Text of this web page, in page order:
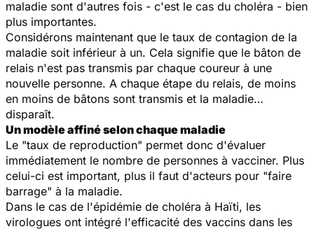
maladie sont d'autres fois - c'est le cas du choléra - bien
plus importantes.
Considérons maintenant que le taux de contagion de la
maladie soit inférieur à un. Cela signifie que le bâton de
relais n'est pas transmis par chaque coureur à une
nouvelle personne. A chaque étape du relais, de moins
en moins de bâtons sont transmis et la maladie…
disparaît.
Un modèle affiné selon chaque maladie
Le "taux de reproduction" permet donc d'évaluer
immédiatement le nombre de personnes à vacciner. Plus
celui-ci est important, plus il faut d'acteurs pour "faire
barrage" à la maladie.
Dans le cas de l'épidémie de choléra à Haïti, les
virologues ont intégré l'efficacité des vaccins dans les